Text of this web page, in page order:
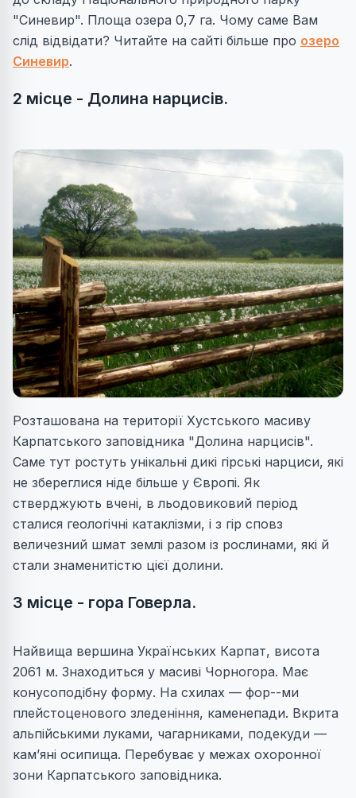
"Синевир". Площа озера 0,7 га. Чому саме Вам
слід відвідати? Читайте на сайті більше про озеро
Синевир.
2 місце - Долина нарцисів.
Розташована на території Хустського масиву
Карпатського заповідника "Долина нарцисів".
Саме тут ростуть унікальні дикі гірські нарциси, які
не збереглися ніде більше у Європі. Як
стверджують вчені, в льодовиковий період
сталися геологічні катаклізми, і з гір сповз
величезний шмат землі разом із рослинами, які й
стали знаменитістю цієї долини.
3 місце - гора Говерла.
Найвища вершина Українських Карпат, висота
2061 м. Знаходиться у масиві Чорногора. Має
конусоподібну форму. На схилах — фор--ми
плейстоценового зледеніння, каменепади. Вкрита
альпійськими луками, чагарниками, подекуди —
кам’яні осипища. Перебуває у межах охоронної
зони Карпатського заповідника.